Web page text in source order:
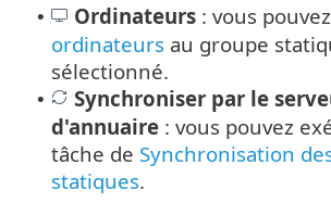
• Ordinateurs : vous pouvez
ordinateurs au groupe
sélectionné.
•
Synchroniser par le
d'annuaire : vous pouvez
tâche de Synchronisation
statiques.